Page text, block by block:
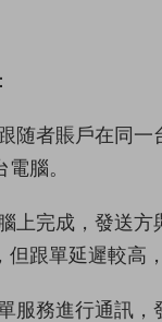
随者賬戶在同
腦。
上完成，發送
跟單延遲較高
服務進行通訊